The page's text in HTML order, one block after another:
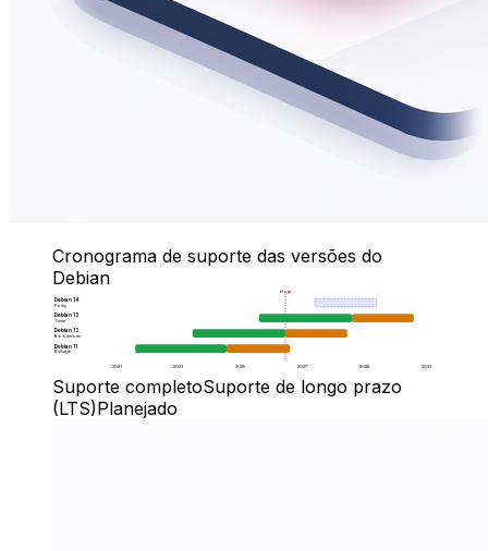
Cronograma de suporte das versões do
Debian
Hoje
Debian 14
Forky
Debian 13
Trixie
Debian 12
Bookworm
Debian 11
Bullseye
2021 2023 2025 2027 2029 2031
Suporte completoSuporte de longo prazo
(LTS)Planejado